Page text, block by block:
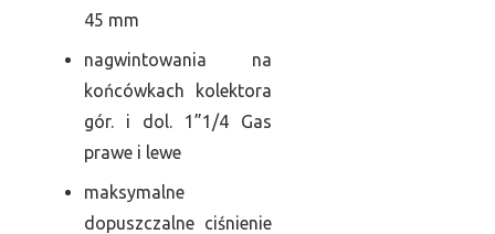
45 mm
nagwintowania na
końcówkach kolektora
gór. i dol. 1”1/4 Gas
prawe i lewe
maksymalne
dopuszczalne ciśnienie